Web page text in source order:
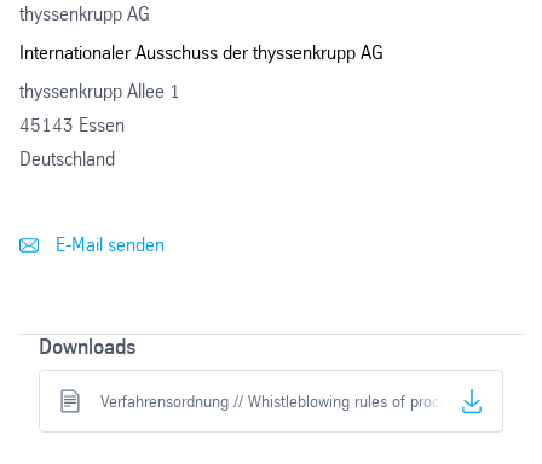
thyssenkrupp AG
Internationaler Ausschuss der thyssenkrupp AG
thyssenkrupp Allee 1
45143 Essen
Deutschland
E-Mail senden
Downloads
Verfahrensordnung // Whistleblowing rules of procedure